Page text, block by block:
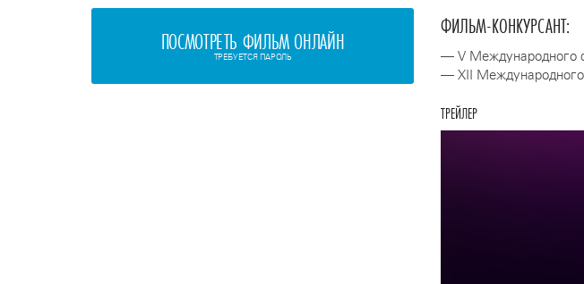
ПОСМОТРЕТЬ ФИЛЬМ ОНЛАЙН
ТРЕБУЕТСЯ ПАРОЛЬ
ФИЛЬМ-КОНКУРСАНТ:
— V Международного
— ХII Международного
ТРЕЙЛЕР